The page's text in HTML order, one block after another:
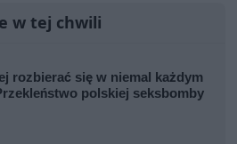
w tej chwili
rozbierać się w niemal każdym
polskiej seksbomby